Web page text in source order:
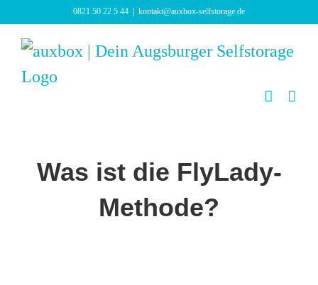
Inhalt
springen
0821 50 22 5 44 kontakt@auxbox-selfstorage.de
Was ist die FlyLady-
Methode?